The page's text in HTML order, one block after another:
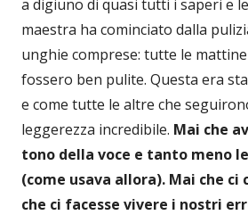
a digiuno di quasi tutti i saperi e
maestra ha cominciato dalla
unghie comprese: tutte le
fossero ben pulite. Questa era
e come tutte le altre che
leggerezza incredibile. Mai che
tono della voce e tanto meno
(come usava allora). Mai che ci
che ci facesse vivere i nostri